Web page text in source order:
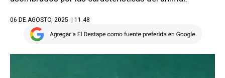
06 DE AGOSTO, 2025 | 11.48